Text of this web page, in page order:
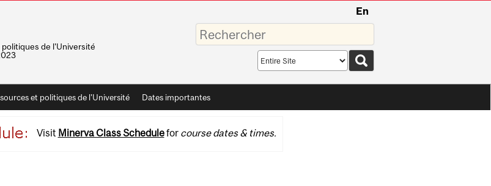
En
de l'Université
Saisissez
vos
mots-
Search
scope
et politiques de l'Université Dates importantes
Visit Minerva Class Schedulefor course dates & times.